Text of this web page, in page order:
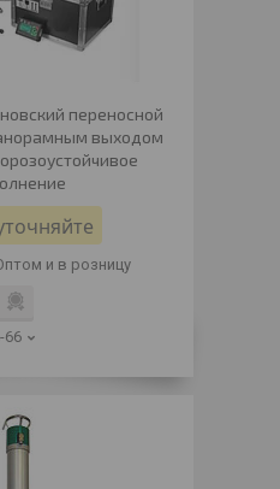
переносной
выходом
и в розницу
66